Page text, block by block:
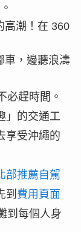
高潮！在 360
車，邊聽浪濤
必趕時間。
」的交通工
享受沖繩的
部推薦自駕
到 費用頁面
到每個人身